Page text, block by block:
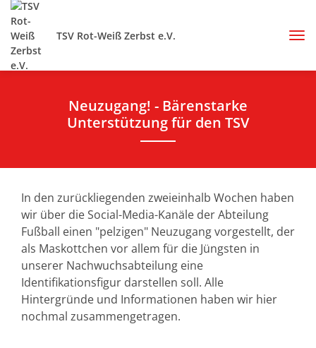
TSV Rot-Weiß Zerbst e.V.
Neuzugang! - Bärenstarke
Unterstützung für den TSV
In den zurückliegenden zweieinhalb Wochen haben
wir über die Social-Media-Kanäle der Abteilung
Fußball einen "pelzigen" Neuzugang vorgestellt, der
als Maskottchen vor allem für die Jüngsten in
unserer Nachwuchsabteilung eine
Identifikationsfigur darstellen soll. Alle
Hintergründe und Informationen haben wir hier
nochmal zusammengetragen.